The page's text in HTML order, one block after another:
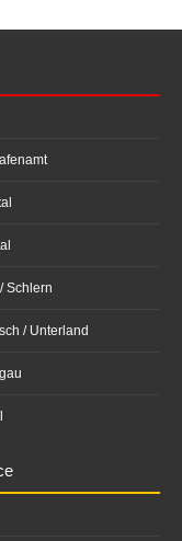
Schlern
/ Unterland